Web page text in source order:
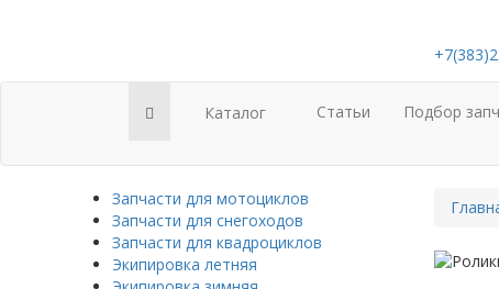
Каталог Статьи Подбор
Запчасти для мотоциклов
Запчасти для снегоходов
Запчасти для квадроциклов
Экипировка летняя